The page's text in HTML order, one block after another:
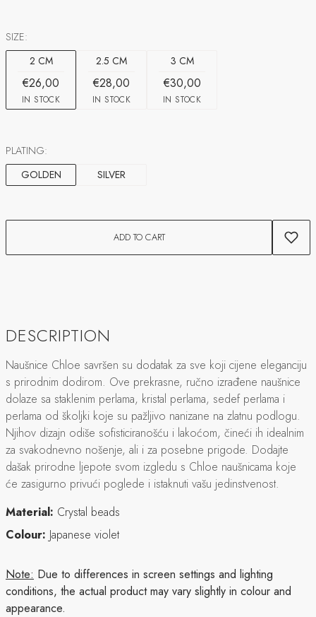
SIZE:
2 CM
€26,00
IN STOCK
2.5 CM
€28,00
IN STOCK
3 CM
€30,00
IN STOCK
PLATING:
GOLDEN
SILVER
ADD TO CART
DESCRIPTION
Naušnice Chloe savršen su dodatak za sve koji cijene eleganciju
s prirodnim dodirom. Ove prekrasne, ručno izrađene naušnice
dolaze sa staklenim perlama, kristal perlama, sedef perlama i
perlama od školjki koje su pažljivo nanizane na zlatnu podlogu.
Njihov dizajn odiše sofisticiranošću i lakoćom, čineći ih idealnim
za svakodnevno nošenje, ali i za posebne prigode. Dodajte
dašak prirodne ljepote svom izgledu s Chloe naušnicama koje
će zasigurno privući poglede i istaknuti vašu jedinstvenost.
Material: Crystal beads
Colour: Japanese violet
Note: Due to differences in screen settings and lighting
conditions, the actual product may vary slightly in colour and
appearance.